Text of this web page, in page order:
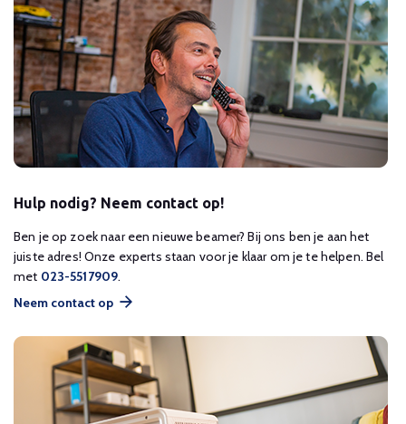
Hulp nodig? Neem contact op!
Ben je op zoek naar een nieuwe beamer? Bij ons ben je aan het
juiste adres! Onze experts staan voor je klaar om je te helpen. Bel
met 023-5517909.
Neem contact op